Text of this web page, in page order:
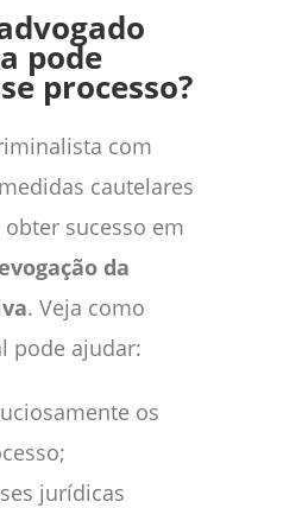
pode
processo?
com
cautelares
sucesso em
da
. Veja como
pode ajudar:
os
jurídicas